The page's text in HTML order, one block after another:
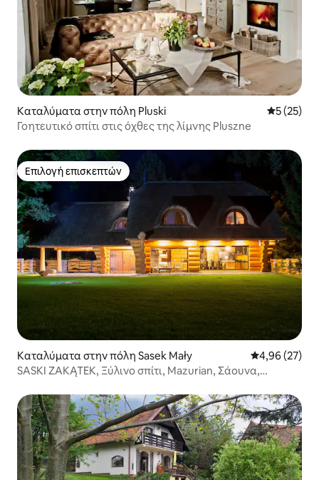
Καταλύματα στην πόλη Pluski Μέση
5 (25)
Γοητευτικό σπίτι στις όχθες της λίμνης Pluszne
Επιλογή επισκεπτών
Επιλογή επισκεπτών
Καταλύματα στην πόλη Sasek Mały Μέση
4,96 (27)
SASKI ZAKĄTEK, Ξύλινο σπίτι, Mazurian, Σάουνα,